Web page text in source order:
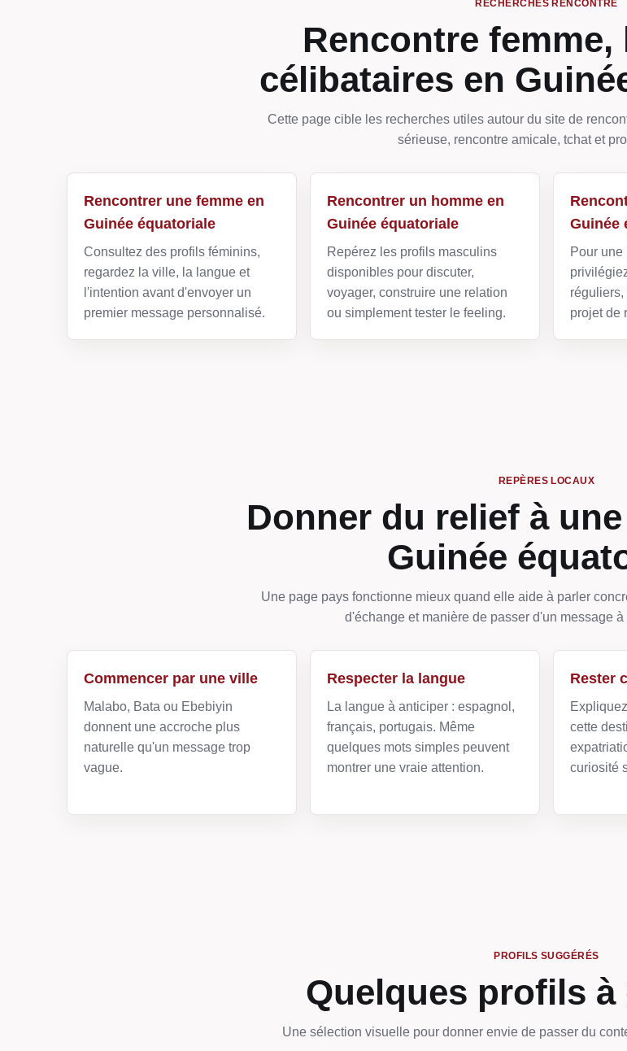
RECHERCHES RENCONTRE
Rencontre femme,
célibataires en
Cette page cible les recherches utiles autour du site de
sérieuse, rencontre amicale, tchat et
Rencontrer une femme en
Guinée équatoriale
Consultez des profils féminins,
regardez la ville, la langue et
l'intention avant d'envoyer un
premier message personnalisé.
Rencontrer un homme en
Guinée équatoriale
Repérez les profils masculins
disponibles pour discuter,
voyager, construire une relation
ou simplement tester le feeling.
Guinée
Pour une
projet de
REPÈRES LOCAUX
Donner du relief à
Guinée
Une page pays fonctionne mieux quand elle aide à parler
d'échange et manière de passer d'un message
Commencer par une ville
Malabo, Bata ou Ebebiyin
donnent une accroche plus
naturelle qu'un message trop
vague.
Respecter la langue
La langue à anticiper : espagnol,
français, portugais. Même
quelques mots simples peuvent
montrer une vraie attention.
Rester
cette
curiosité
PROFILS SUGGÉRÉS
Quelques profils
Une sélection visuelle pour donner envie de passer du